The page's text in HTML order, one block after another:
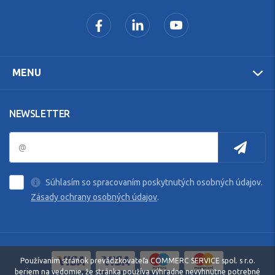
MENU
NEWSLETTER
Súhlasím so spracovaním poskytnutých osobných údajov.
Zásady ochrany osobných údajov.
Používaním stránok prevádzkovateľa COMMERC SERVICE spol. s r.o.
beriem na vedomie, že stránka používa výhradne nevyhnutne potrebné